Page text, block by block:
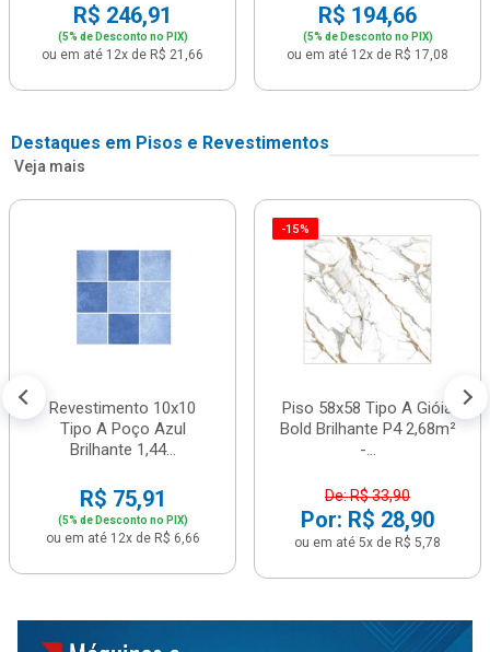
R$ 246,91
(5% de Desconto no PIX)
ou em até 12x de R$ 21,66
R$ 194,66
(5% de Desconto no PIX)
ou em até 12x de R$ 17,08
Destaques em Pisos e Revestimentos
Veja mais
Revestimento 10x10
Tipo A Poço Azul
Brilhante 1,44...
R$ 75,91
(5% de Desconto no PIX)
ou em até 12x de R$ 6,66
-15%
Piso 58x58 Tipo A Gióia
Bold Brilhante P4 2,68m²
-...
De: R$ 33,90
Por: R$ 28,90
ou em até 5x de R$ 5,78